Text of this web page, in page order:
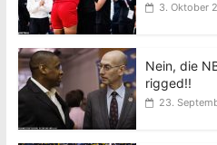
3. Oktober
Nein, die
rigged!!
23.